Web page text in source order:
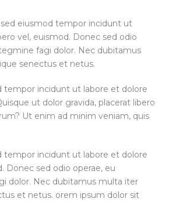
eiusmod tempor incidunt ut
vel, euismod. Donec sed odio
fagi dolor. Nec dubitamus
senectus et netus.
tempor incidunt ut labore et dolore
ut dolor gravida, placerat libero
Ut enim ad minim veniam, quis
tempor incidunt ut labore et dolore
Donec sed odio operae, eu
dolor. Nec dubitamus multa iter
et netus. orem ipsum dolor sit